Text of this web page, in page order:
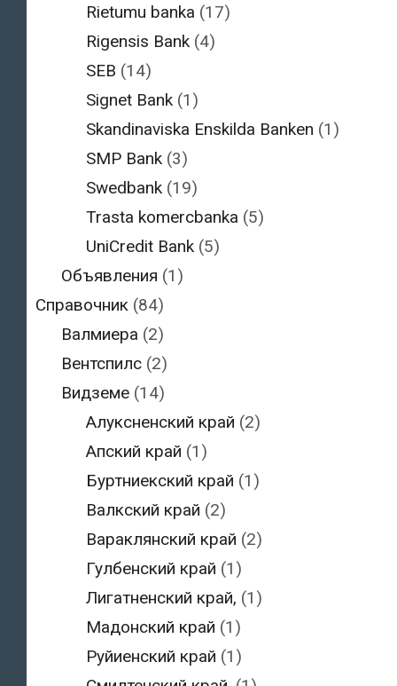
Rietumu banka (17)
Rigensis Bank (4)
SEB (14)
Signet Bank (1)
Skandinaviska Enskilda Banken (1)
SMP Bank (3)
Swedbank (19)
Trasta komercbanka (5)
UniCredit Bank (5)
Объявления (1)
Справочник (84)
Валмиера (2)
Вентспилс(2)
Видземе(14)
Алуксненский край (2)
Апский край (1)
Буртниекский край (1)
Валкский край (2)
Вараклянский край (2)
Гулбенский край (1)
Лигатненский край, (1)
Мадонский край (1)
Руйиенский край (1)